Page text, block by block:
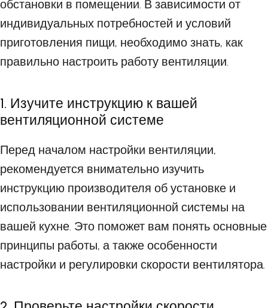
обстановки в помещении. В зависимости от
индивидуальных потребностей и условий
приготовления пищи, необходимо знать, как
правильно настроить работу вентиляции.
1. Изучите инструкцию к вашей
вентиляционной системе
Перед началом настройки вентиляции,
рекомендуется внимательно изучить
инструкцию производителя об установке и
использовании вентиляционной системы на
вашей кухне. Это поможет вам понять основные
принципы работы, а также особенности
настройки и регулировки скорости вентилятора.